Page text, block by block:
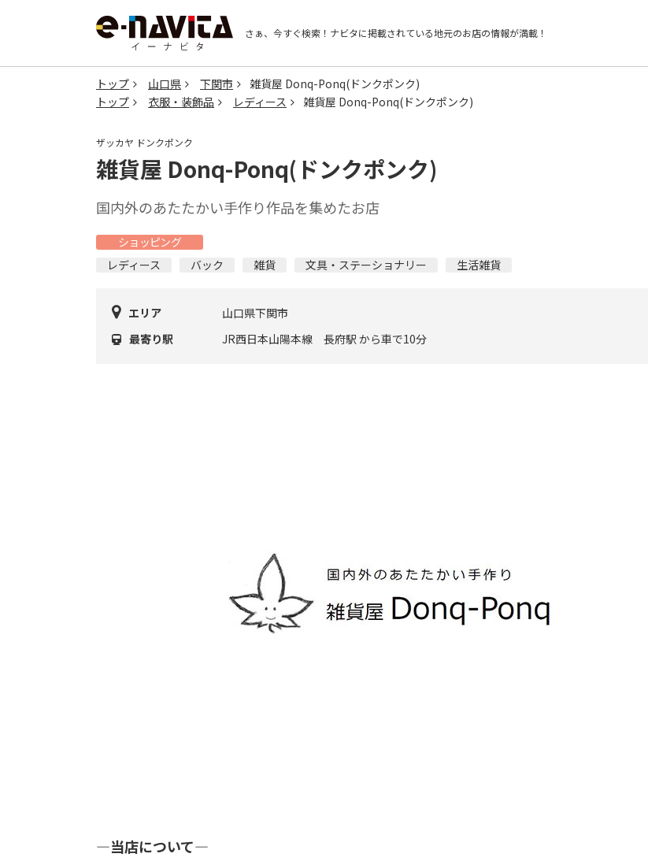
さぁ、今すぐ検索！ ナビタに掲載されている地元のお店の情報が満載！
トップ 山口県 下関市
雑貨屋 Donq-Ponq(ドンクポンク)
トップ
衣服・装飾品 レディース 雑貨屋 Donq-Ponq(ドンクポンク)
ザッカヤ ドンクポンク
雑貨屋 Donq-Ponq(ドンクポンク)
国内外のあたたかい手作り作品を集めたお店
ショッピング
レディース
バック 雑貨 文具・ステーショナリー 生活雑貨
エリア
山口県下関市
最寄り駅
JR西日本山陽本線 長府駅 から車で10分
―当店について―